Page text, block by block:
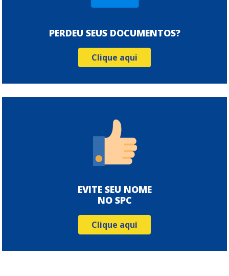
PERDEU SEUS DOCUMENTOS?
Clique aqui
EVITE SEU NOME
NO SPC
Clique aqui